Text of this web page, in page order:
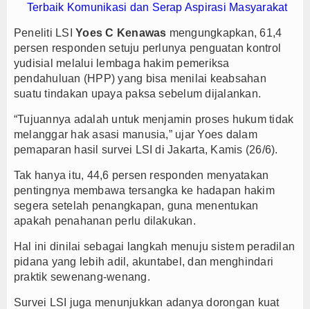
Terbaik Komunikasi dan Serap Aspirasi Masyarakat
Peneliti LSIYoes C Kenawas mengungkapkan, 61,4
persen responden setuju perlunya penguatan kontrol
yudisial melalui lembaga hakim pemeriksa
pendahuluan (HPP) yang bisa menilai keabsahan
suatu tindakan upaya paksa sebelum dijalankan.
“Tujuannya adalah untuk menjamin proses hukum tidak
melanggar hak asasi manusia,” ujar Yoes dalam
pemaparan hasil survei LSI di Jakarta, Kamis (26/6).
Tak hanya itu, 44,6 persen responden menyatakan
pentingnya membawa tersangka ke hadapan hakim
segera setelah penangkapan, guna menentukan
apakah penahanan perlu dilakukan.
Hal ini dinilai sebagai langkah menuju sistem peradilan
pidana yang lebih adil, akuntabel, dan menghindari
praktik sewenang-wenang.
Survei LSI juga menunjukkan adanya dorongan kuat